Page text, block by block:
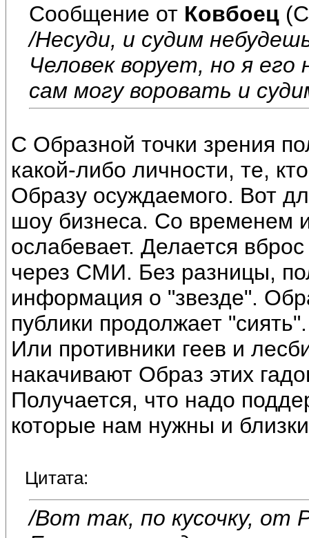
Сообщение от Ковбоец
/Несуди, и судим
Человек ворует, но я
сам могу воровать и
С Образной точки зрения
какой-либо личности, те,
Образу осуждаемого. Вот
шоу бизнеса. Со временем
ослабевает. Делается
через СМИ. Без разницы,
информация о "звезде".
публики продолжает "сиять".
Или противники геев и
накачивают Образ этих
Получается, что надо
которые нам нужны и
Цитата:
/Вот так, по кусочку, от